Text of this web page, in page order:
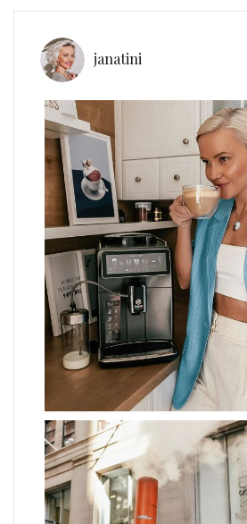
janatini